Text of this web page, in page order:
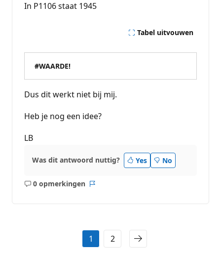
In P1106 staat 1945
Tabel uitvouwen
#WAARDE!
Dus dit werkt niet bij mij.
Heb je nog een idee?
LB
Was dit antwoord nuttig? Yes No
0 opmerkingen
Geen
1 2